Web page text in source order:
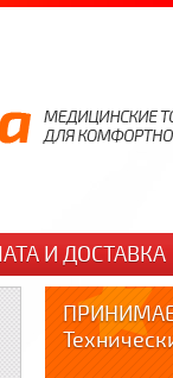
И ДОСТАВКА